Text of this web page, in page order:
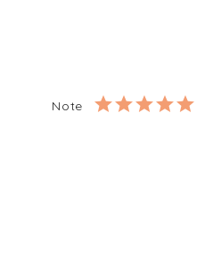
Note